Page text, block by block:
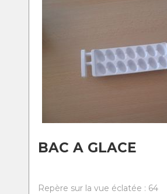
BAC A GLACE
Repère sur la vue éclatée : 64